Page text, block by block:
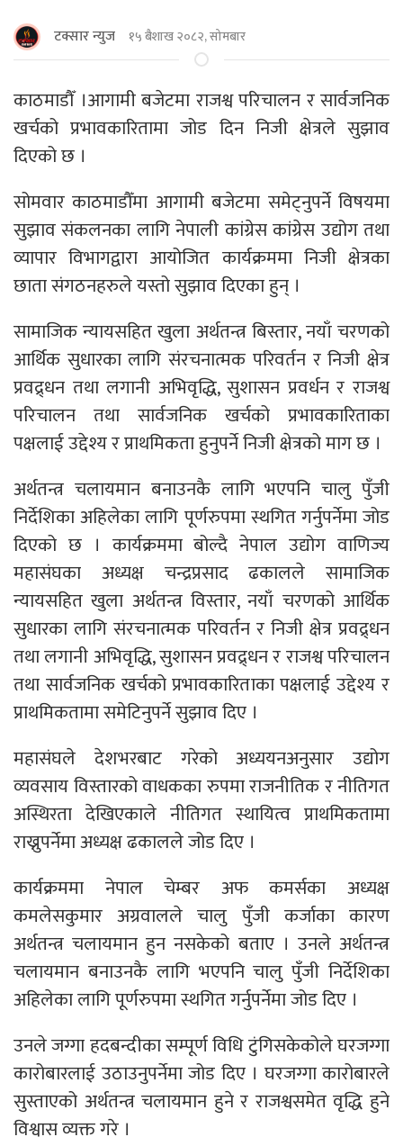
टक्सार न्युज १५ बैशाख २०८२, सोमबार
काठमाडाैँ ।आगामी बजेटमा राजश्व परिचालन र सार्वजनिक
खर्चको प्रभावकारितामा जोड दिन निजी क्षेत्रले सुझाव
दिएको छ ।
सोमवार काठमाडौँमा आगामी बजेटमा समेट्नुपर्ने विषयमा
सुझाव संकलनका लागि नेपाली कांग्रेस कांग्रेस उद्योग तथा
व्यापार विभागद्वारा आयोजित कार्यक्रममा निजी क्षेत्रका
छाता संगठनहरुले यस्तो सुझाव दिएका हुन् ।
सामाजिक न्यायसहित खुला अर्थतन्त्र बिस्तार, नयाँ चरणको
आर्थिक सुधारका लागि संरचनात्मक परिवर्तन र निजी क्षेत्र
प्रवद्र्धन तथा लगानी अभिवृद्धि, सुशासन प्रवर्धन र राजश्व
परिचालन तथा सार्वजनिक खर्चको प्रभावकारिताका
पक्षलाई उद्देश्य र प्राथमिकता हुनुपर्ने निजी क्षेत्रको माग छ ।
अर्थतन्त्र चलायमान बनाउनकै लागि भएपनि चालु पुँजी
निर्देशिका अहिलेका लागि पूर्णरुपमा स्थगित गर्नुपर्नेमा जोड
दिएको छ । कार्यक्रममा बोल्दै नेपाल उद्योग वाणिज्य
महासंघका अध्यक्ष चन्द्रप्रसाद ढकालले सामाजिक
न्यायसहित खुला अर्थतन्त्र विस्तार, नयाँ चरणको आर्थिक
सुधारका लागि संरचनात्मक परिवर्तन र निजी क्षेत्र प्रवद्र्धन
तथा लगानी अभिवृद्धि, सुशासन प्रवद्र्धन र राजश्व परिचालन
तथा सार्वजनिक खर्चको प्रभावकारिताका पक्षलाई उद्देश्य र
प्राथमिकतामा समेटिनुपर्ने सुझाव दिए ।
महासंघले देशभरबाट गरेको अध्ययनअनुसार उद्योग
व्यवसाय विस्तारको वाधकका रुपमा राजनीतिक र नीतिगत
अस्थिरता देखिएकाले नीतिगत स्थायित्व प्राथमिकतामा
राख्नुपर्नेमा अध्यक्ष ढकालले जोड दिए ।
कार्यक्रममा नेपाल चेम्बर अफ कमर्सका अध्यक्ष
कमलेसकुमार अग्रवालले चालु पुँजी कर्जाका कारण
अर्थतन्त्र चलायमान हुन नसकेको बताए । उनले अर्थतन्त्र
चलायमान बनाउनकै लागि भएपनि चालु पुँजी निर्देशिका
अहिलेका लागि पूर्णरुपमा स्थगित गर्नुपर्नेमा जोड दिए ।
उनले जग्गा हदबन्दीका सम्पूर्ण विधि टुंगिसकेकोले घरजग्गा
कारोबारलाई उठाउनुपर्नेमा जोड दिए । घरजग्गा कारोबारले
सुस्ताएको अर्थतन्त्र चलायमान हुने र राजश्वसमेत वृद्धि हुने
विश्वास व्यक्त गरे ।